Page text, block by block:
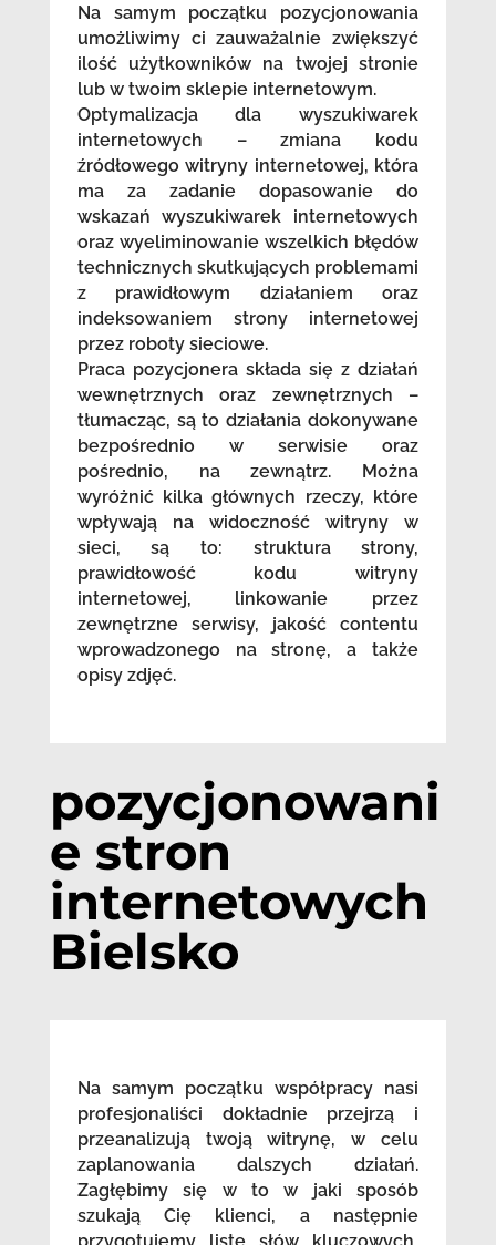
Na samym początku pozycjonowania
umożliwimy ci zauważalnie zwiększyć
ilość użytkowników na twojej stronie
lub w twoim sklepie internetowym.
Optymalizacja dla wyszukiwarek
internetowych – zmiana kodu
źródłowego witryny internetowej, która
ma za zadanie dopasowanie do
wskazań wyszukiwarek internetowych
oraz wyeliminowanie wszelkich błędów
technicznych skutkujących problemami
z prawidłowym działaniem oraz
indeksowaniem strony internetowej
przez roboty sieciowe.
Praca pozycjonera składa się z działań
wewnętrznych oraz zewnętrznych –
tłumacząc, są to działania dokonywane
bezpośrednio w serwisie oraz
pośrednio, na zewnątrz. Można
wyróżnić kilka głównych rzeczy, które
wpływają na widoczność witryny w
sieci, są to: struktura strony,
prawidłowość kodu witryny
internetowej, linkowanie przez
zewnętrzne serwisy, jakość contentu
wprowadzonego na stronę, a także
opisy zdjęć.
pozycjonowani
e stron
internetowych
Bielsko
Na samym początku współpracy nasi
profesjonaliści dokładnie przejrzą i
przeanalizują twoją witrynę, w celu
zaplanowania dalszych działań.
Zagłębimy się w to w jaki sposób
szukają Cię klienci, a następnie